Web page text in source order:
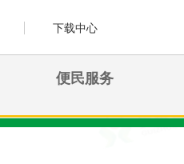
下载中心
便民服务